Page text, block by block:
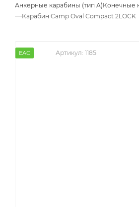
Анкерные карабины (тип A)Конечные
—Карабин Camp Oval Compact 2LOCK
EAC Артикул: 1185